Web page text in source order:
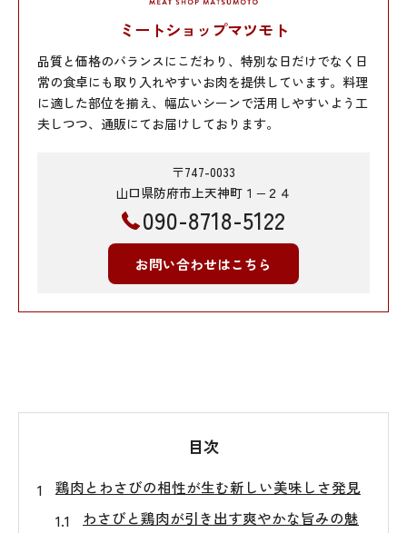
ミートショップマツモト
品質と価格のバランスにこだわり、特別な日だけでなく日
常の食卓にも取り入れやすいお肉を提供しています。料理
に適した部位を揃え、幅広いシーンで活用しやすいよう工
夫しつつ、通販にてお届けしております。
〒747-0033
山口県防府市上天神町１−２４
090-8718-5122
お問い合わせはこちら
目次
鶏肉とわさびの相性が生む新しい美味しさ発見
わさびと鶏肉が引き出す爽やかな旨みの魅